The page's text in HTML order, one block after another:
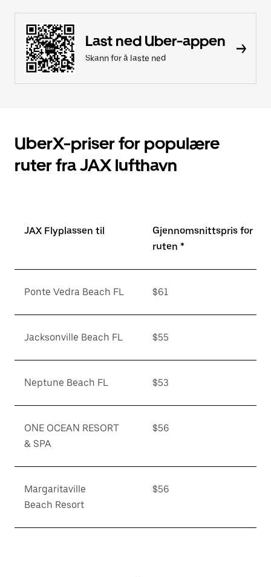
Last ned Uber-appen
Skann for å laste ned
UberX-priser for populære
ruter fra JAX lufthavn
JAX Flyplassen til
Gjennomsnittspris for
ruten *
Ponte Vedra Beach FL $61
Jacksonville Beach FL $55
Neptune Beach FL $53
ONE OCEAN RESORT
& SPA
$56
Margaritaville
Beach Resort
$56